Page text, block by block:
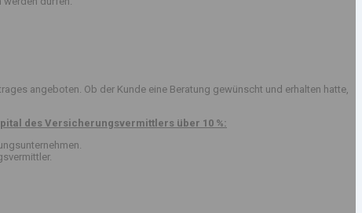
angeboten. Ob der Kunde eine Beratung gewünscht und erhalten hatte,
des Versicherungsvermittlers über 10 %: